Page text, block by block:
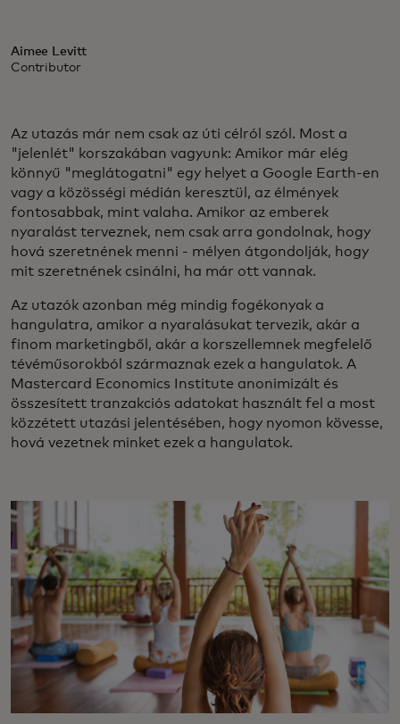
Aimee Levitt
Contributor
Az utazás már nem csak az úti célról szól. Most a
"jelenlét" korszakában vagyunk: Amikor már elég
könnyű "meglátogatni" egy helyet a Google Earth-en
vagy a közösségi médián keresztül, az élmények
fontosabbak, mint valaha. Amikor az emberek
nyaralást terveznek, nem csak arra gondolnak, hogy
hová szeretnének menni - mélyen átgondolják, hogy
mit szeretnének csinálni, ha már ott vannak.
Az utazók azonban még mindig fogékonyak a
hangulatra, amikor a nyaralásukat tervezik, akár a
finom marketingből, akár a korszellemnek megfelelő
tévéműsorokból származnak ezek a hangulatok. A
Mastercard Economics Institute anonimizált és
összesített tranzakciós adatokat használt fel a most
közzétett utazási jelentésében, hogy nyomon kövesse,
hová vezetnek minket ezek a hangulatok.